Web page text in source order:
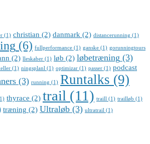
(1) christian (2) danmark (2) distancerunning (1)
(6) fullperformance (1) ganske (1) gorunningtours
(2) lleskaber (1) løb (2) løbetræning (3)
(1) ningsplanl (1) optimizar (1) passer (1) podcast
(3) running (1) Runtalks (9)
thyrace (2) trail (11) traill (1) trailløb (1)
træning (2) Ultraløb (3) ultratrail (1)